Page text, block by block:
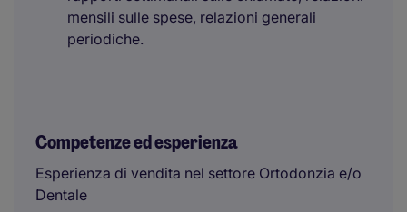
mensili sulle spese, relazioni generali
periodiche.
Competenze ed esperienza
Esperienza di vendita nel settore Ortodonzia e/o
Dentale